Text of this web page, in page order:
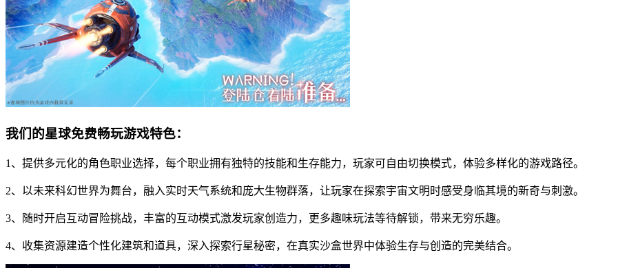
我们的星球免费畅玩游戏特色：
1、提供多元化的角色职业选择，每个职业拥有独特的技能和生存能力，玩家可自由切换模式，体验多样化的游戏路径。
2、以未来科幻世界为舞台，融入实时天气系统和庞大生物群落，让玩家在探索宇宙文明时感受身临其境的新奇与刺激。
3、随时开启互动冒险挑战，丰富的互动模式激发玩家创造力，更多趣味玩法等待解锁，带来无穷乐趣。
4、收集资源建造个性化建筑和道具，深入探索行星秘密，在真实沙盒世界中体验生存与创造的完美结合。